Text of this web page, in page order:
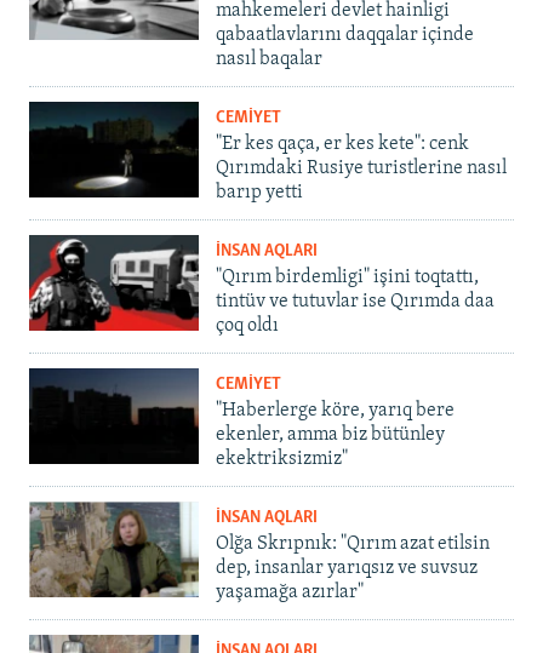
mahkemeleri devlet hainligi
qabaatlavlarını daqqalar içinde
nasıl baqalar
CEMİYET
"Er kes qaça, er kes kete": cenk
Qırımdaki Rusiye turistlerine nasıl
barıp yetti
İNSAN AQLARI
"Qırım birdemligi" işini toqtattı,
tintüv ve tutuvlar ise Qırımda daa
çoq oldı
CEMİYET
"Haberlerge köre, yarıq bere
ekenler, amma biz bütünley
ekektriksizmiz"
İNSAN AQLARI
Olğa Skrıpnık: "Qırım azat etilsin
dep, insanlar yarıqsız ve suvsuz
yaşamağa azırlar"